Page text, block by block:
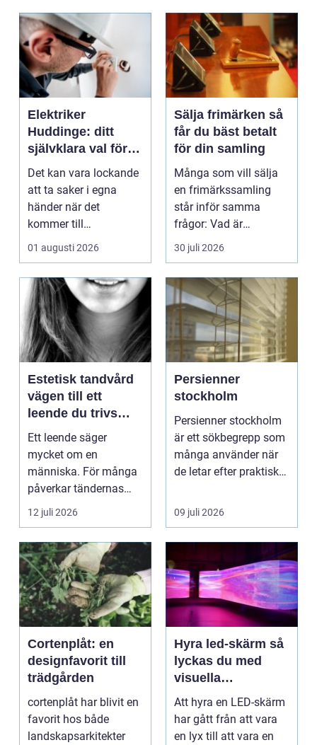
Elektriker
Huddinge: ditt
självklara val för
säker elinstallation
Det kan vara lockande
att ta saker i egna
händer när det
kommer till
hemförbättr...
01 augusti 2026
Sälja frimärken så
får du bäst betalt
för din samling
Många som vill sälja
en frimärkssamling
står inför samma
frågor: Vad är
samlingen värd? Var
vänder m...
30 juli 2026
Estetisk tandvård
vägen till ett
leende du trivs
med
Ett leende säger
mycket om en
människa. För många
påverkar tändernas
utseende både
självförtroendet ...
12 juli 2026
Persienner
stockholm
Persienner stockholm
är ett sökbegrepp som
många använder när
de letar efter praktiska
09 juli 2026
Cortenplåt: en
designfavorit till
trädgården
cortenplåt har blivit en
favorit hos både
landskapsarkitekter
Hyra led-skärm så
lyckas du med
visuella
upplevelser på
event
Att hyra en LED-skärm
har gått från att vara
en lyx till att vara en